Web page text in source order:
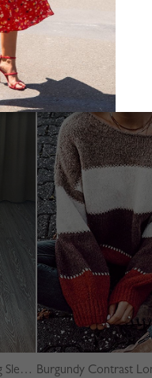
CLIENTES
Beige Plaid Pleated Detail Long Sleeve Midi Dress